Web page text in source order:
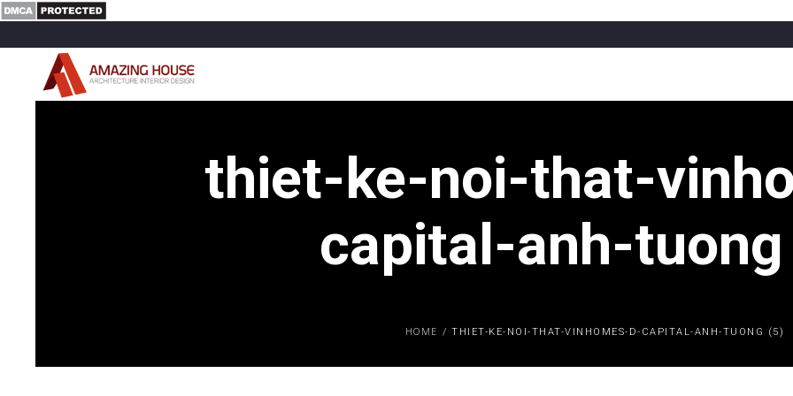
thiet-ke-noi-that-
capital-anh-
HOME /THIET-KE-NOI-THAT-VINHOMES-D-CAPITAL-ANH-TUONG (5)